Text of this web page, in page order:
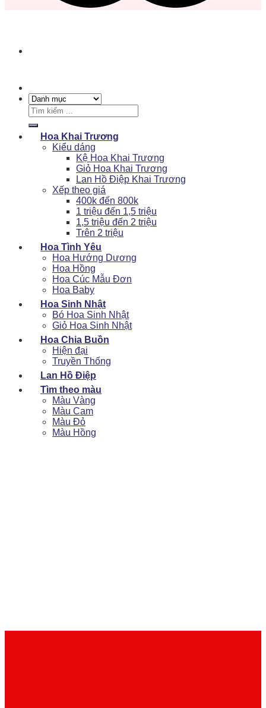
Tìm
kiếm:
Hoa Khai Trương
Kiểu dáng
Kệ Hoa Khai Trương
Giỏ Hoa Khai Trương
Lan Hồ Điệp Khai Trương
Xếp theo giá
400k đến 800k
1 triệu đến 1,5 triệu
1,5 triệu đến 2 triệu
Trên 2 triệu
Hoa Tình Yêu
Hoa Hướng Dương
Hoa Hồng
Hoa Cúc Mẫu Đơn
Hoa Baby
Hoa Sinh Nhật
Bó Hoa Sinh Nhật
Giỏ Hoa Sinh Nhật
Hoa Chia Buồn
Hiện đại
Truyền Thống
Lan Hồ Điệp
Tìm theo màu
Màu Vàng
Màu Cam
Màu Đỏ
Màu Hồng